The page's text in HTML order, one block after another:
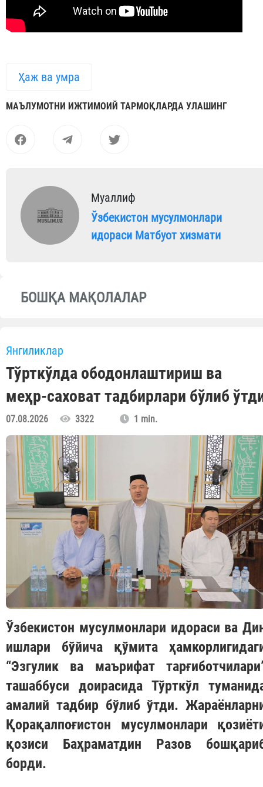
Ҳаж ва умра
МАЪЛУМОТНИ ИЖТИМОИЙ ТАРМОҚЛАРДА УЛАШИНГ
Муаллиф
Ўзбекистон мусулмонлари
идораси Матбуот хизмати
БОШҚА МАҚОЛАЛАР
Янгиликлар
Тўрткўлда ободонлаштириш ва
меҳр-саховат тадбирлари бўлиб
07.08.2026 3322 1 min.
Ўзбекистон мусулмонлари идораси ва
ишлари бўйича қўмита
“Эзгулик ва маърифат
ташаббуси доирасида Тўрткўл
амалий тадбир бўлиб ўтди.
Қорақалпоғистон мусулмонлари
қозиси Баҳраматдин Разов
борди.